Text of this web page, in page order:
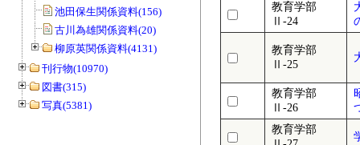
池田保生関係資料(156)
古川為雄関係資料(20)
柳原英関係資料(4131)
刊行物(10970)
図書(315)
写真(5381)
教育学部
Ⅱ-24
教育学部
Ⅱ-25
教育学部
Ⅱ-26
教育学部